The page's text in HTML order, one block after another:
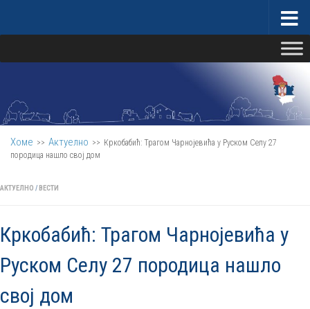
Хоме >> Актуелно >> Кркобабић: Трагом Чарнојевића у Руском Селу 27
породица нашло свој дом
АКТУЕЛНО /ВЕСТИ
Кркобабић: Трагом Чарнојевића у
Руском Селу 27 породица нашло
свој дом